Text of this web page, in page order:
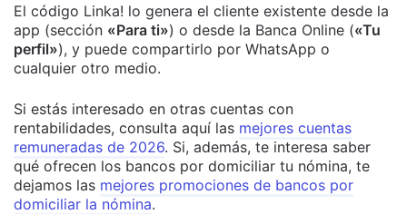
El código Linka! lo genera el cliente existente desde la
app (sección «Para ti») o desde la Banca Online («Tu
perfil»), y puede compartirlo por WhatsApp o
cualquier otro medio.
Si estás interesado en otras cuentas con
rentabilidades, consulta aquí las mejores cuentas
remuneradas de 2026. Si, además, te interesa saber
qué ofrecen los bancos por domiciliar tu nómina, te
dejamos las mejores promociones de bancos por
domiciliar la nómina.